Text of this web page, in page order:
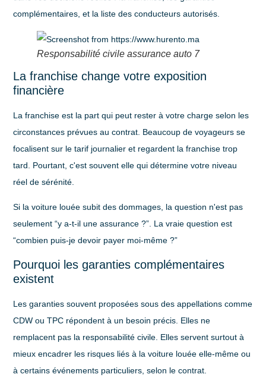
complémentaires, et la liste des conducteurs autorisés.
Responsabilité civile assurance auto 7
La franchise change votre exposition
financière
La franchise est la part qui peut rester à votre charge selon les
circonstances prévues au contrat. Beaucoup de voyageurs se
focalisent sur le tarif journalier et regardent la franchise trop
tard. Pourtant, c'est souvent elle qui détermine votre niveau
réel de sérénité.
Si la voiture louée subit des dommages, la question n'est pas
seulement “y a-t-il une assurance ?”. La vraie question est
“combien puis-je devoir payer moi-même ?”
Pourquoi les garanties complémentaires
existent
Les garanties souvent proposées sous des appellations comme
CDW ou TPC répondent à un besoin précis. Elles ne
remplacent pas la responsabilité civile. Elles servent surtout à
mieux encadrer les risques liés à la voiture louée elle-même ou
à certains événements particuliers, selon le contrat.